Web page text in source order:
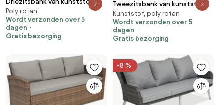
Driezitsbank van kunststof
rotan Toledo beige Garden
Point
Poly rotan
Wordt verzonden over 5
dagen
Gratis bezorging
Tweezitsbank van kunststof
rotan voor terras Bilbao
Garden Point zand
Kunststof, poly rotan
Wordt verzonden over 5
dagen
Gratis bezorging
-8 %